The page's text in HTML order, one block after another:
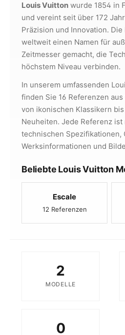
Louis Vuitton wurde 1854 in
und vereint seit über 172
Präzision und Innovation.
weltweit einen Namen für
Zeitmesser gemacht, die
höchstem Niveau verbinden.
In unserem umfassenden
finden Sie 16 Referenzen
von ikonischen Klassikern
Neuheiten. Jede Referenz
technischen Spezifikationen,
Werksinformationen und
Beliebte Louis Vuitton
Escale
12 Referenzen
2
MODELLE
0